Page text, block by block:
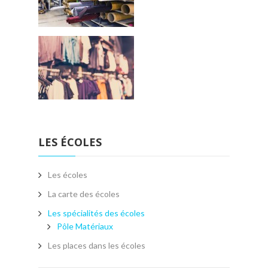
LES ÉCOLES
Les écoles
La carte des écoles
Les spécialités des écoles
Pôle Matériaux
Les places dans les écoles